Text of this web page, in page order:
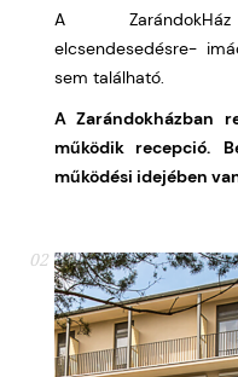
A
elcsendesedésre-
sem található.
A Zarándokházban
működik recepció.
működési idejében
02